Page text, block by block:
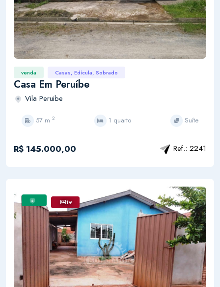
venda Casas, Edícula, Sobrado
Casa Em Peruíbe
Vila Peruibe
57 m 2 1 quarto Suíte
R$ 145.000,00 Ref.: 2241
19